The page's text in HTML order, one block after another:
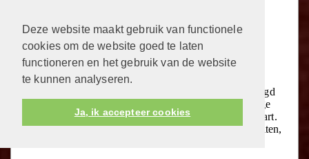
Deze website maakt gebruik van functionele
cookies om de website goed te laten
functioneren en het gebruik van de website
te kunnen analyseren.
Ja, ik accepteer cookies
Symboliek bij Goede Vrijdag
Op Goede Vrijdag staat de kruisiging centraal. Een -
dood- stille tijd. Het verraad, de verloochening en de
kruisiging. Tussen de stenen worden zilverlingen gelegd
als verwijzing naar het verraad. Een kruis van stekelige
acaciatakken ligt horizontaal of staat verticaal in het hart.
Het hart is gesloten. We richten ons niet meer naar buiten,